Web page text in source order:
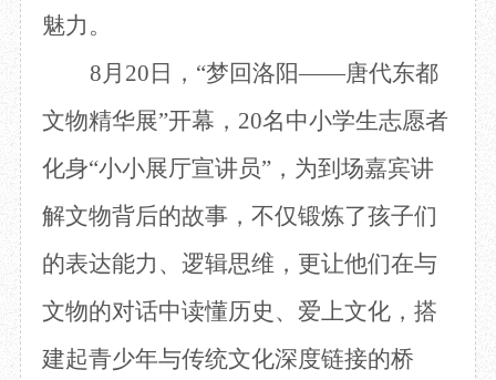
少陵草堂碑亭
唐代遗址
草堂影壁
大雅堂
草堂书院
魅力。
8月20日，“梦回洛阳——唐代东都
文物精华展”开幕，20名中小学生志愿者
化身“小小展厅宣讲员”，为到场嘉宾讲
解文物背后的故事，不仅锻炼了孩子们
的表达能力、逻辑思维，更让他们在与
文物的对话中读懂历史、爱上文化，搭
建起青少年与传统文化深度链接的桥